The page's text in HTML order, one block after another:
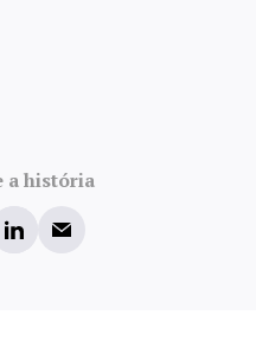
a história